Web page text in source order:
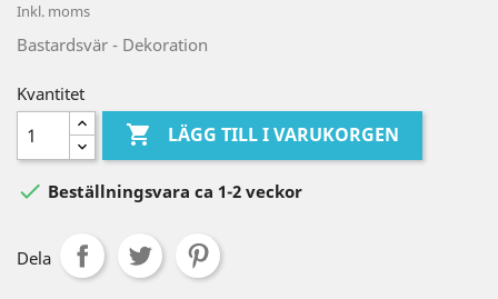
Inkl. moms
Bastardsvär - Dekoration
Kvantitet
 LÄGG TILL I VARUKORGEN
 Beställningsvara ca 1-2 veckor
Dela